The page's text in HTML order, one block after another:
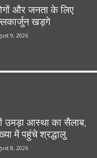
और जनता के लिए
खड़गे
9, 2026
उमड़ा आस्था का सैलाब,
में पहुंचे श्रद्धालु
8, 2026